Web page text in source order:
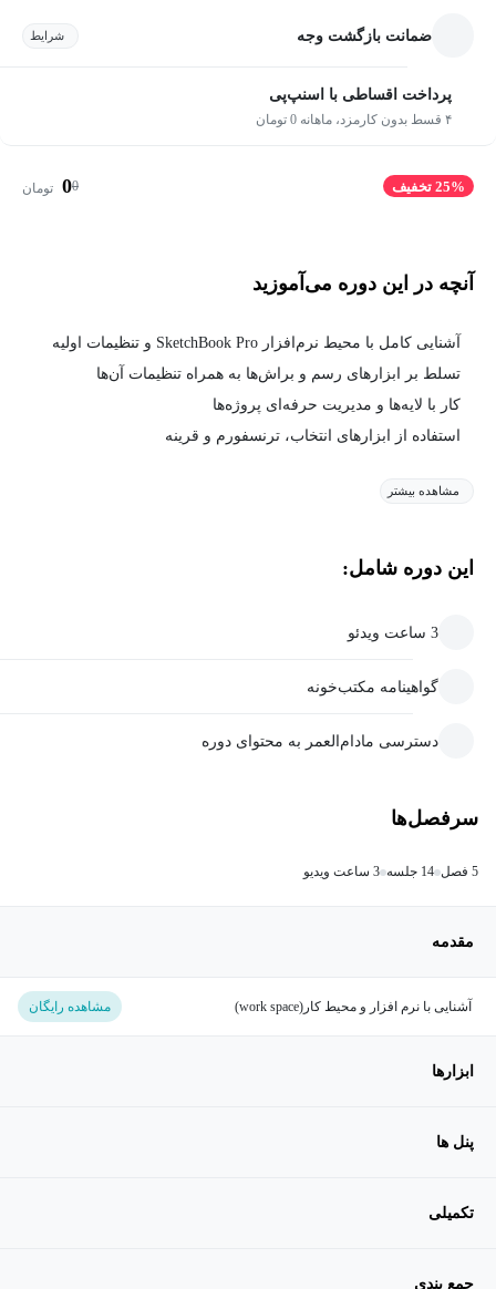
ضمانت بازگشت وجه شرایط
پرداخت اقساطی با اسنپ‌پی
۴ قسط بدون کارمزد، ماهانه 0 تومان
25% تخفیف 0
0 تومان
آنچه در این دوره می‌آموزید
آشنایی کامل با محیط نرم‌افزار SketchBook Pro و تنظیمات اولیه
تسلط بر ابزارهای رسم و براش‌ها به همراه تنظیمات آن‌ها
کار با لایه‌ها و مدیریت حرفه‌ای پروژه‌ها
استفاده از ابزارهای انتخاب، ترنسفورم و قرینه
مشاهده بیشتر
این دوره شامل:
3 ساعت ویدئو
گواهینامه مکتب‌خونه
دسترسی مادام‌العمر به محتوای دوره
سرفصل‌ها
5 فصل 14 جلسه 3 ساعت ویدیو
مقدمه
آشنایی با نرم افزار و محیط کار(work space) مشاهده رایگان
ابزارها
پنل ها
تکمیلی
جمع بندی